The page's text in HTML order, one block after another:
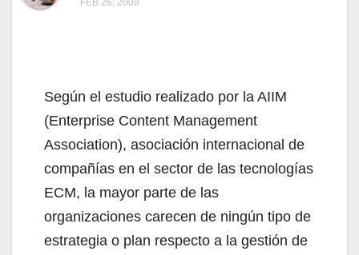
Según el estudio realizado por la AIIM
(Enterprise Content Management
Association), asociación internacional de
compañías en el sector de las tecnologías
ECM, la mayor parte de las
organizaciones carecen de ningún tipo de
estrategia o plan respecto a la gestión de